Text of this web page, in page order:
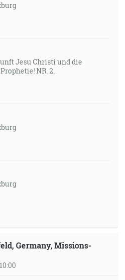
Jesu Christi und die
NR. 2.
Germany, Missions-